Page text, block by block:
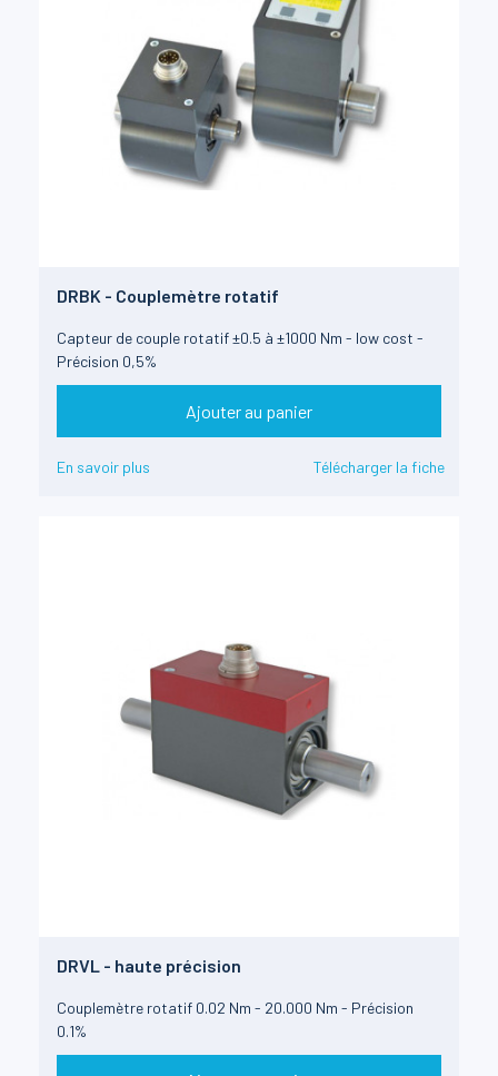
DRBK - Couplemètre rotatif
Capteur de couple rotatif ±0.5 à ±1000 Nm - low cost -
Précision 0,5%
Ajouter au panier
En savoir plus Télécharger la fiche
DRVL - haute précision
Couplemètre rotatif 0.02 Nm - 20.000 Nm - Précision
0.1%